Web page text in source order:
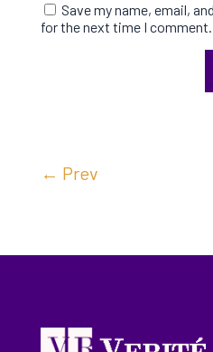
Save my name, email,
for the next time I comment.
← Prev